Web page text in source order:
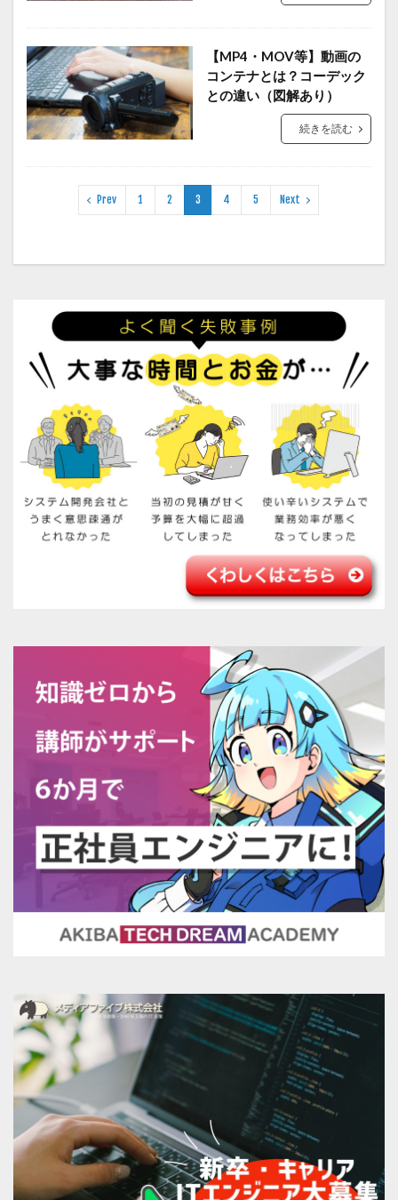
【MP4・MOV等】動画の
コンテナとは？コーデック
との違い（図解あり）
続きを読む
Prev 1 2 3 4 5 Next